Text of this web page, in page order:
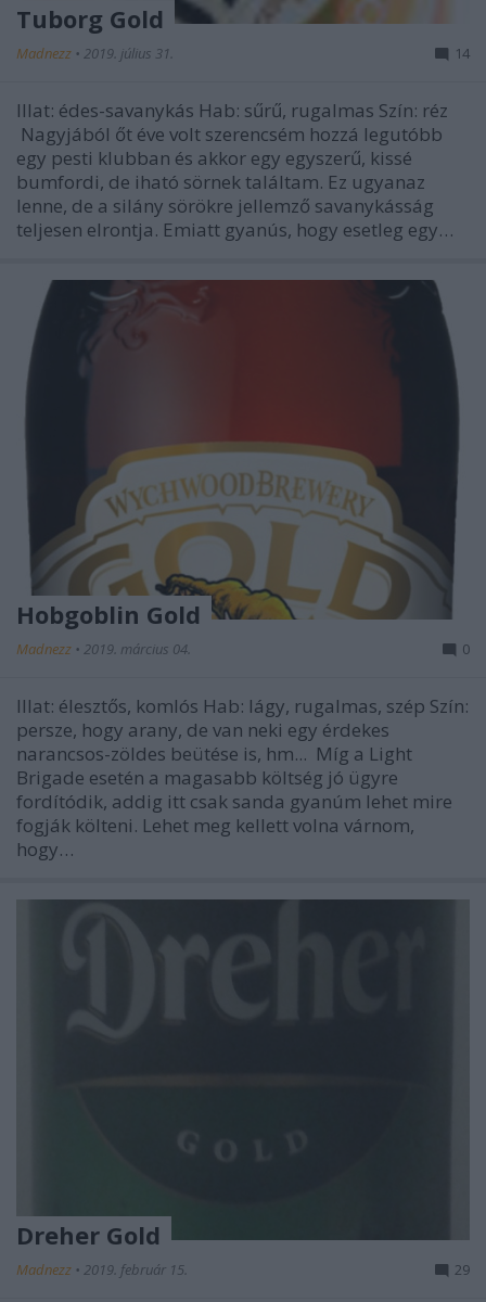
Tuborg Gold
Madnezz • 2019. július 31. 14
Illat: édes-savanykás Hab: sűrű, rugalmas Szín: réz
Nagyjából őt éve volt szerencsém hozzá legutóbb
egy pesti klubban és akkor egy egyszerű, kissé
bumfordi, de iható sörnek találtam. Ez ugyanaz
lenne, de a silány sörökre jellemző savanykásság
teljesen elrontja. Emiatt gyanús, hogy esetleg egy…
Hobgoblin Gold
Madnezz • 2019. március 04. 0
Illat: élesztős, komlós Hab: lágy, rugalmas, szép Szín:
persze, hogy arany, de van neki egy érdekes
narancsos-zöldes beütése is, hm... Míg a Light
Brigade esetén a magasabb költség jó ügyre
fordítódik, addig itt csak sanda gyanúm lehet mire
fogják költeni. Lehet meg kellett volna várnom,
hogy…
Dreher Gold
Madnezz • 2019. február 15. 29